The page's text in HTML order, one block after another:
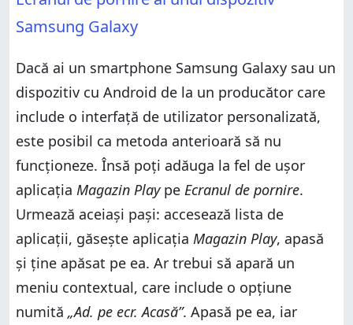
Samsung Galaxy
Dacă ai un smartphone Samsung Galaxy sau un
dispozitiv cu Android de la un producător care
include o interfață de utilizator personalizată,
este posibil ca metoda anterioară să nu
funcționeze. Însă poți adăuga la fel de ușor
aplicația Magazin Plaype Ecranul de pornire.
Urmează aceiași pași: accesează lista de
aplicații, găsește aplicația Magazin Play, apasă
și ține apăsat pe ea. Ar trebui să apară un
meniu contextual, care include o opțiune
numită „Ad. pe ecr. Acasă”. Apasă pe ea, iar